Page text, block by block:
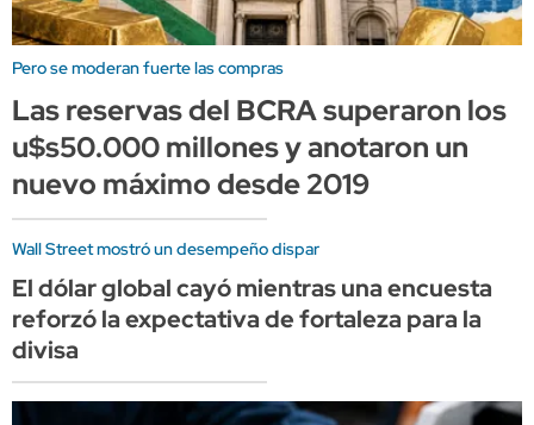
Pero se moderan fuerte las compras
Las reservas del BCRA superaron los
u$s50.000 millones y anotaron un
nuevo máximo desde 2019
Wall Street mostró un desempeño dispar
El dólar global cayó mientras una encuesta
reforzó la expectativa de fortaleza para la
divisa